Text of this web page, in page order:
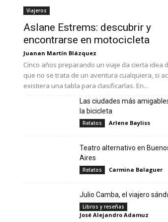
Viajeros
Aslane Estrems: descubrir y
encontrarse en motocicleta
Juanan Martín Blázquez
Cinco años preparando un viaje da cierta idea
que no se trata de un aventura cualquiera, si
existiera una tabla para clasificarlas. En...
Las ciudades más
la bicicleta
Relatos Arlene Bayliss
Teatro alternativo en
Aires
Relatos Carmina Balaguer
Julio Camba, el viajero
Libros y reseñas
José Alejandro Adamuz